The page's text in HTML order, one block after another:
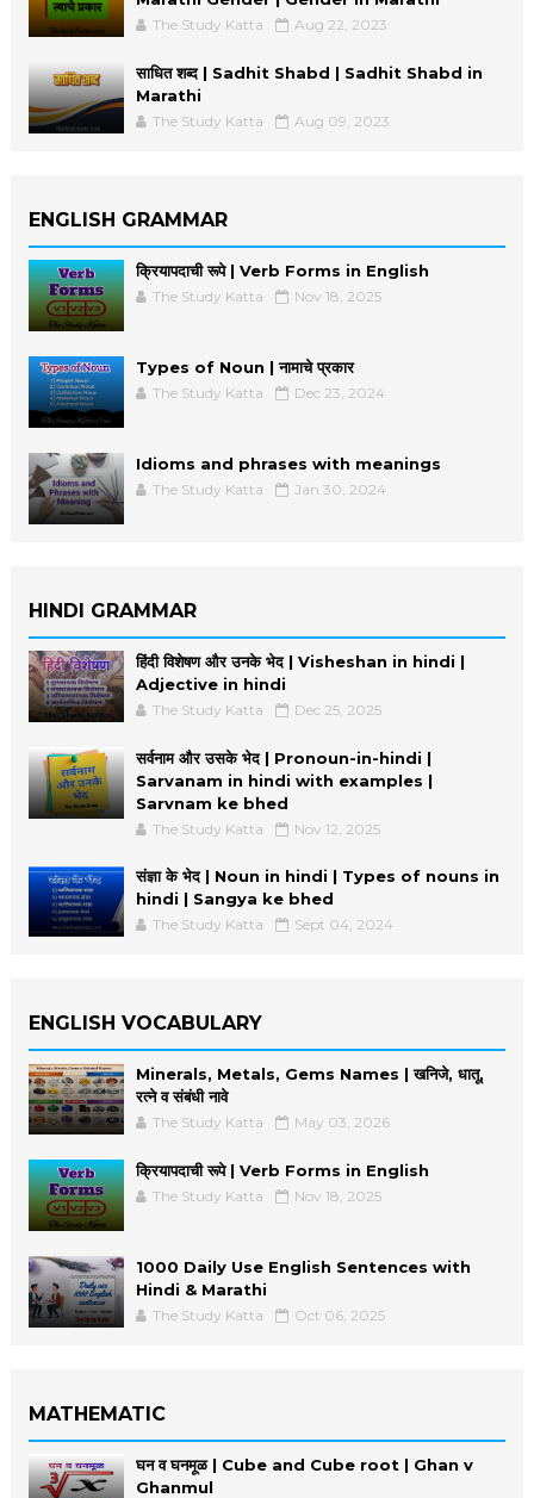
The Study Katta Aug 22, 2023
साधित शब्द | Sadhit Shabd | Sadhit Shabd in
Marathi
The Study Katta Aug 09, 2023
ENGLISH GRAMMAR
क्रियापदाची रूपे | Verb Forms in English
The Study Katta Nov 18, 2025
Types of Noun | नामाचे प्रकार
The Study Katta Dec 23, 2024
Idioms and phrases with meanings
The Study Katta Jan 30, 2024
HINDI GRAMMAR
हिंदी विशेषण और उनके भेद | Visheshan in hindi |
Adjective in hindi
The Study Katta Dec 25, 2025
सर्वनाम और उसके भेद | Pronoun-in-hindi |
Sarvanam in hindi with examples |
Sarvnam ke bhed
The Study Katta Nov 12, 2025
संज्ञा के भेद | Noun in hindi | Types of nouns in
hindi | Sangya ke bhed
The Study Katta Sept 04, 2024
ENGLISH VOCABULARY
Minerals, Metals, Gems Names | खनिजे, धातू,
रत्ने व संबंधी नावे
The Study Katta May 03, 2026
क्रियापदाची रूपे | Verb Forms in English
The Study Katta Nov 18, 2025
1000 Daily Use English Sentences with
Hindi & Marathi
The Study Katta Oct 06, 2025
MATHEMATIC
घन व घनमूळ | Cube and Cube root | Ghan v
Ghanmul